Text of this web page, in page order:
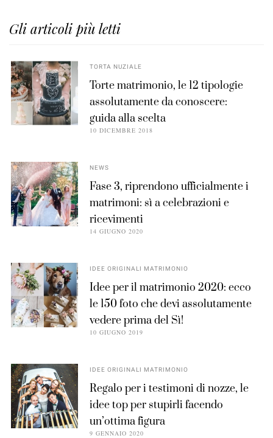
Gli articoli più letti
TORTA NUZIALE
Torte matrimonio, le 12 tipologie
assolutamente da conoscere:
guida alla scelta
10 DICEMBRE 2018
NEWS
Fase 3, riprendono ufficialmente i
matrimoni: sì a celebrazioni e
ricevimenti
14 GIUGNO 2020
IDEE ORIGINALI MATRIMONIO
Idee per il matrimonio 2020: ecco
le 150 foto che devi assolutamente
vedere prima del Sì!
10 GIUGNO 2019
IDEE ORIGINALI MATRIMONIO
Regalo per i testimoni di nozze, le
idee top per stupirli facendo
un’ottima figura
9 GENNAIO 2020